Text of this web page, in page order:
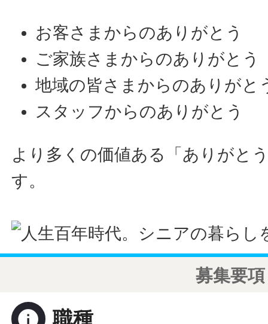
お客さまからのありがとう
ご家族さまからのありがとう
地域の皆さまからのありがと
スタッフからのありがとう
より多くの価値ある「ありがと
す。
募集要項
info 職種